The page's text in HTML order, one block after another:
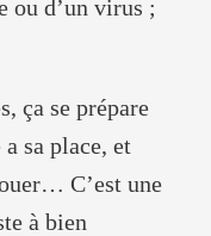
ou d’un virus ;
ça se prépare
sa place, et
C’est une
à bien